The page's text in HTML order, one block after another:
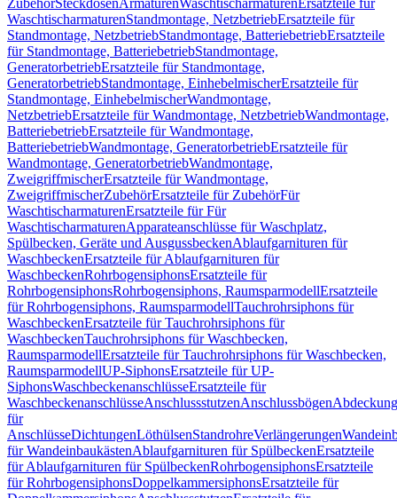
ZubehörSteckdosenArmaturenWaschtischarmaturen Ersatzteile für
WaschtischarmaturenStandmontage, NetzbetriebErsatzteile für
Standmontage, NetzbetriebStandmontage, BatteriebetriebErsatzteile
für Standmontage, BatteriebetriebStandmontage,
GeneratorbetriebErsatzteile für Standmontage,
GeneratorbetriebStandmontage, EinhebelmischerErsatzteile für
Standmontage, EinhebelmischerWandmontage,
NetzbetriebErsatzteile für Wandmontage, NetzbetriebWandmontage,
BatteriebetriebErsatzteile für Wandmontage,
BatteriebetriebWandmontage, GeneratorbetriebErsatzteile für
Wandmontage, GeneratorbetriebWandmontage,
ZweigriffmischerErsatzteile für Wandmontage,
ZweigriffmischerZubehörErsatzteile für ZubehörFür
WaschtischarmaturenErsatzteile für Für
WaschtischarmaturenApparateanschlüsse für Waschplatz,
Spülbecken, Geräte und AusgussbeckenAblaufgarnituren für
WaschbeckenErsatzteile für Ablaufgarnituren für
WaschbeckenRohrbogensiphonsErsatzteile für
RohrbogensiphonsRohrbogensiphons, RaumsparmodellErsatzteile
für Rohrbogensiphons, RaumsparmodellTauchrohrsiphons für
WaschbeckenErsatzteile für Tauchrohrsiphons für
WaschbeckenTauchrohrsiphons für Waschbecken,
RaumsparmodellErsatzteile für Tauchrohrsiphons für Waschbecken,
RaumsparmodellUP-SiphonsErsatzteile für UP-
SiphonsWaschbeckenanschlüsseErsatzteile für
WaschbeckenanschlüsseAnschlussstutzenAnschlussbögen
für
AnschlüsseDichtungenLöthülsenStandrohreVerlängerungen
für WandeinbaukästenAblaufgarnituren für SpülbeckenErsatzteile
für Ablaufgarnituren für SpülbeckenRohrbogensiphonsErsatzteile
für RohrbogensiphonsDoppelkammersiphonsErsatzteile für